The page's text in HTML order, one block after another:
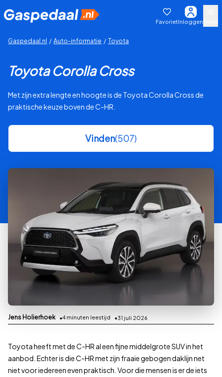
FavorietInloggen
Gaspedaal.nl / Auto-informatie / Toyota
Toyota Corolla Cross
Met zijn extra lengte en hoogte is de Toyota Corolla Cross de
praktische keuze boven de C-HR.
Vinden(507)
Jens Holierhoek 4 minuten leestijd 31 juli 2026
Toyota heeft met de C-HR al een fijne middelgrote SUV in het
aanbod. Echter is die C-HR met zijn fraaie gebogen daklijn net
niet voor iedereen even praktisch. Voor die mensen is er de iets